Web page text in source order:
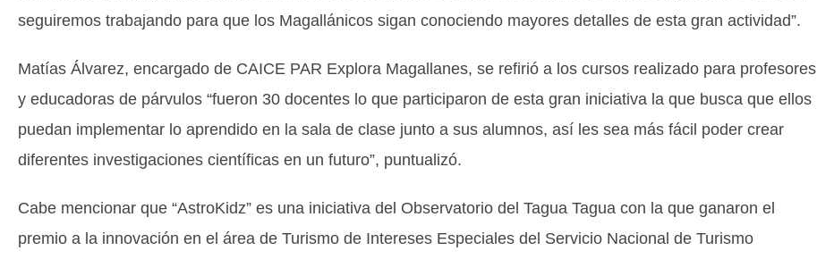
seguiremos trabajando para que los Magallánicos sigan conociendo mayores detalles de esta gran actividad”.
Matías Álvarez, encargado de CAICE PAR Explora Magallanes, se refirió a los cursos realizado para profesores
y educadoras de párvulos “fueron 30 docentes lo que participaron de esta gran iniciativa la que busca que ellos
puedan implementar lo aprendido en la sala de clase junto a sus alumnos, así les sea más fácil poder crear
diferentes investigaciones científicas en un futuro”, puntualizó.
Cabe mencionar que “AstroKidz” es una iniciativa del Observatorio del Tagua Tagua con la que ganaron el
premio a la innovación en el área de Turismo de Intereses Especiales del Servicio Nacional de Turismo